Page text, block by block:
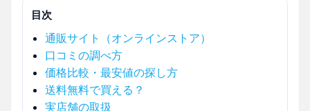
目次
通販サイト（オンラインストア）
口コミの調べ方
価格比較・最安値の探し方
送料無料で買える？
実店舗の取扱